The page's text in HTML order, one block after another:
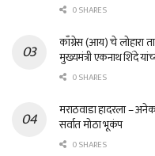
0 SHARES
काँग्रेस (आय) चे लोहारा
मुख्यमंत्री एकनाथ शिंदे
0 SHARES
मराठवाडा हादरला –
सर्वात मोठा भूकंप
0 SHARES